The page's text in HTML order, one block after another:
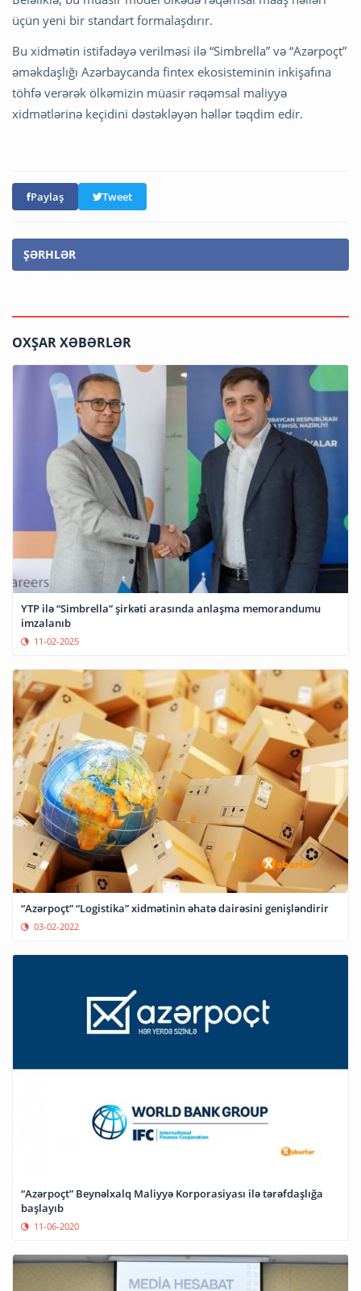
üçün yeni bir standart formalaşdırır.
Bu xidmətin istifadəyə verilməsi ilə “Simbrella” və “Azərpoçt”
əməkdaşlığı Azərbaycanda fintex ekosisteminin inkişafına
töhfə verərək ölkəmizin müasir rəqəmsal maliyyə
xidmətlərinə keçidini dəstəkləyən həllər təqdim edir.
Paylaş Tweet
ŞƏRHLƏR
OXŞAR XƏBƏRLƏR
YTP ilə “Simbrella” şirkəti arasında anlaşma memorandumu
imzalanıb
11-02-2025
“Azərpoçt” “Logistika” xidmətinin əhatə dairəsini genişləndirir
03-02-2022
“Azərpoçt” Beynəlxalq Maliyyə Korporasiyası ilə tərəfdaşlığa
başlayıb
11-06-2020